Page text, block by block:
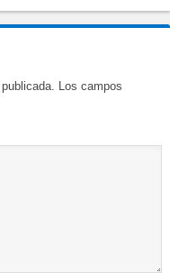
Los campos